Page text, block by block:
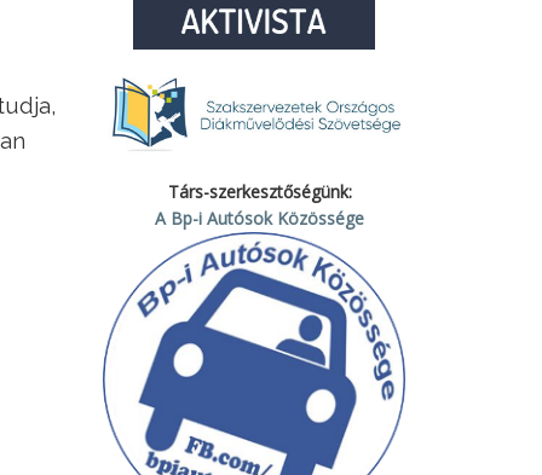
Társ-szerkesztőségünk:
A Bp-i Autósok Közössége